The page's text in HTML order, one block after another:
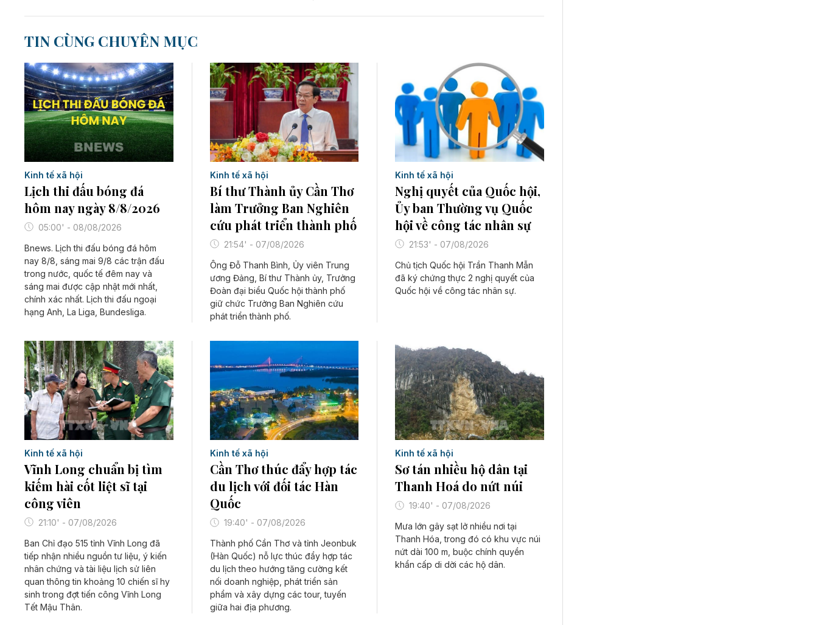
TIN CÙNG CHUYÊN MỤC
Kinh tế xã hội
Lịch thi đấu bóng đá
hôm nay ngày 8/8/2026
05:00' - 08/08/2026
Bnews. Lịch thi đấu bóng đá hôm
nay 8/8, sáng mai 9/8 các trận đấu
trong nước, quốc tế đêm nay và
sáng mai được cập nhật mới nhất,
chính xác nhất. Lịch thi đấu ngoại
hạng Anh, La Liga, Bundesliga.
Kinh tế xã hội
Bí thư Thành ủy Cần Thơ
làm Trưởng Ban Nghiên
cứu phát triển thành phố
21:54' - 07/08/2026
Ông Đỗ Thanh Bình, Ủy viên Trung
ương Đảng, Bí thư Thành ủy, Trưởng
Đoàn đại biểu Quốc hội thành phố
giữ chức Trưởng Ban Nghiên cứu
phát triển thành phố.
Kinh tế xã hội
Nghị quyết của Quốc hội,
Ủy ban Thường vụ Quốc
hội về công tác nhân sự
21:53' - 07/08/2026
Chủ tịch Quốc hội Trần Thanh Mẫn
đã ký chứng thực 2 nghị quyết của
Quốc hội về công tác nhân sự.
Kinh tế xã hội
Vĩnh Long chuẩn bị tìm
kiếm hài cốt liệt sĩ tại
công viên
21:10' - 07/08/2026
Ban Chỉ đạo 515 tỉnh Vĩnh Long đã
tiếp nhận nhiều nguồn tư liệu, ý kiến
nhân chứng và tài liệu lịch sử liên
quan thông tin khoảng 10 chiến sĩ hy
sinh trong đợt tiến công Vĩnh Long
Tết Mậu Thân.
Kinh tế xã hội
Cần Thơ thúc đẩy hợp tác
du lịch với đối tác Hàn
Quốc
19:40' - 07/08/2026
Thành phố Cần Thơ và tỉnh Jeonbuk
(Hàn Quốc) nỗ lực thúc đẩy hợp tác
du lịch theo hướng tăng cường kết
nối doanh nghiệp, phát triển sản
phẩm và xây dựng các tour, tuyến
giữa hai địa phương.
Kinh tế xã hội
Sơ tán nhiều hộ dân tại
Thanh Hoá do nứt núi
19:40' - 07/08/2026
Mưa lớn gây sạt lở nhiều nơi tại
Thanh Hóa, trong đó có khu vực núi
nứt dài 100 m, buộc chính quyền
khẩn cấp di dời các hộ dân.